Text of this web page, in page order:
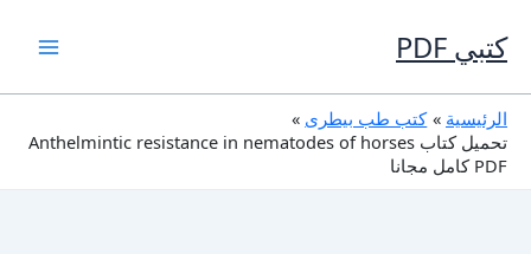
إلى
المحتوى
كتبي PDF
الرئيسية
كتب طب بيطرى
تحميل كتاب Anthelmintic resistance in nematodes of horses
PDF كامل مجانا